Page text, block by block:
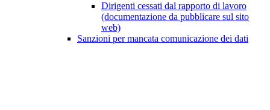
Dirigenti cessati dal rapporto di lavoro
(documentazione da pubblicare sul sito
web)
Sanzioni per mancata comunicazione dei dati